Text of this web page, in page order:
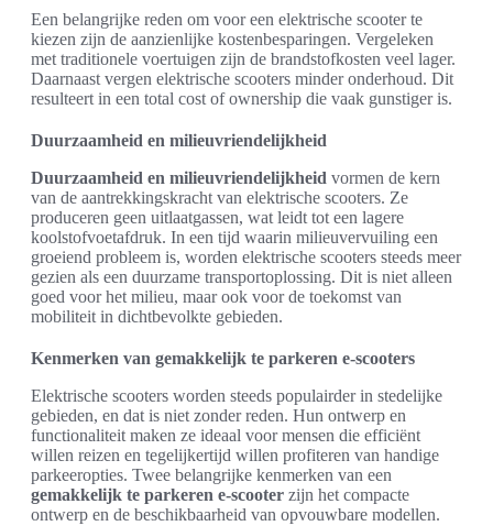
Een belangrijke reden om voor een elektrische scooter te
kiezen zijn de aanzienlijke kostenbesparingen. Vergeleken
met traditionele voertuigen zijn de brandstofkosten veel lager.
Daarnaast vergen elektrische scooters minder onderhoud. Dit
resulteert in een total cost of ownership die vaak gunstiger is.
Duurzaamheid en milieuvriendelijkheid
Duurzaamheid en milieuvriendelijkheid vormen de kern
van de aantrekkingskracht van elektrische scooters. Ze
produceren geen uitlaatgassen, wat leidt tot een lagere
koolstofvoetafdruk. In een tijd waarin milieuvervuiling een
groeiend probleem is, worden elektrische scooters steeds meer
gezien als een duurzame transportoplossing. Dit is niet alleen
goed voor het milieu, maar ook voor de toekomst van
mobiliteit in dichtbevolkte gebieden.
Kenmerken van gemakkelijk te parkeren e-scooters
Elektrische scooters worden steeds populairder in stedelijke
gebieden, en dat is niet zonder reden. Hun ontwerp en
functionaliteit maken ze ideaal voor mensen die efficiënt
willen reizen en tegelijkertijd willen profiteren van handige
parkeeropties. Twee belangrijke kenmerken van een
gemakkelijk te parkeren e-scooter zijn het compacte
ontwerp en de beschikbaarheid van opvouwbare modellen.